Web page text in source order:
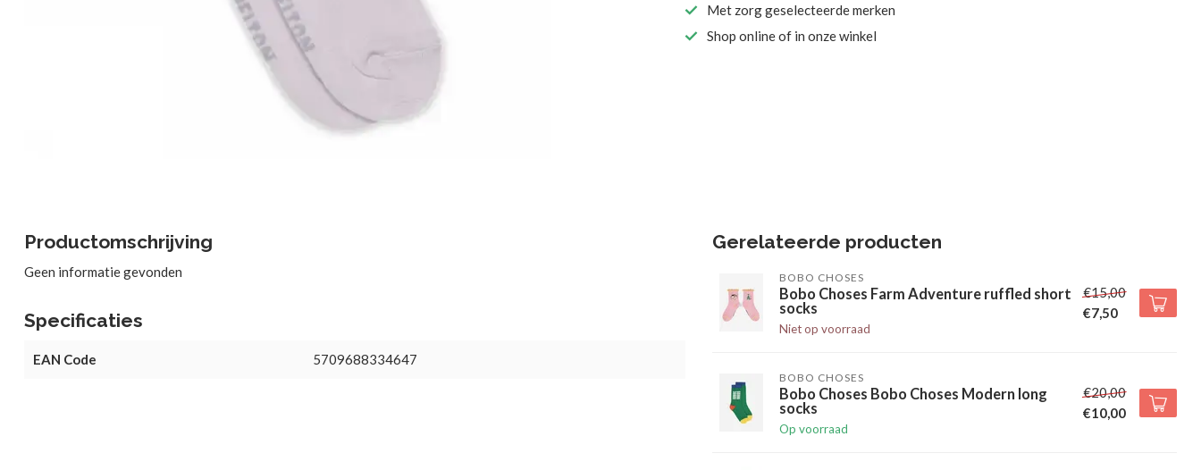
Met zorg geselecteerde merken
Shop online of in onze winkel
Productomschrijving
Geen informatie gevonden
Specificaties
EAN Code 5709688334647
Gerelateerde producten
BOBO CHOSES
Bobo Choses Farm Adventure ruffled short
socks
Niet op voorraad
€15,00
€7,50
BOBO CHOSES
Bobo Choses Bobo Choses Modern long
socks
Op voorraad
€20,00
€10,00